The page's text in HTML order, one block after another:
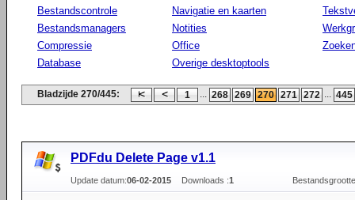
Bestandscontrole
Bestandsmanagers
Compressie
Database
Navigatie en kaarten
Notities
Office
Overige desktoptools
Bladzijde 270/445: 1 ... 268 269 270 271 272 ... 445
PDFdu Delete Page v1.1
Update datum:06-02-2015 Downloads :1